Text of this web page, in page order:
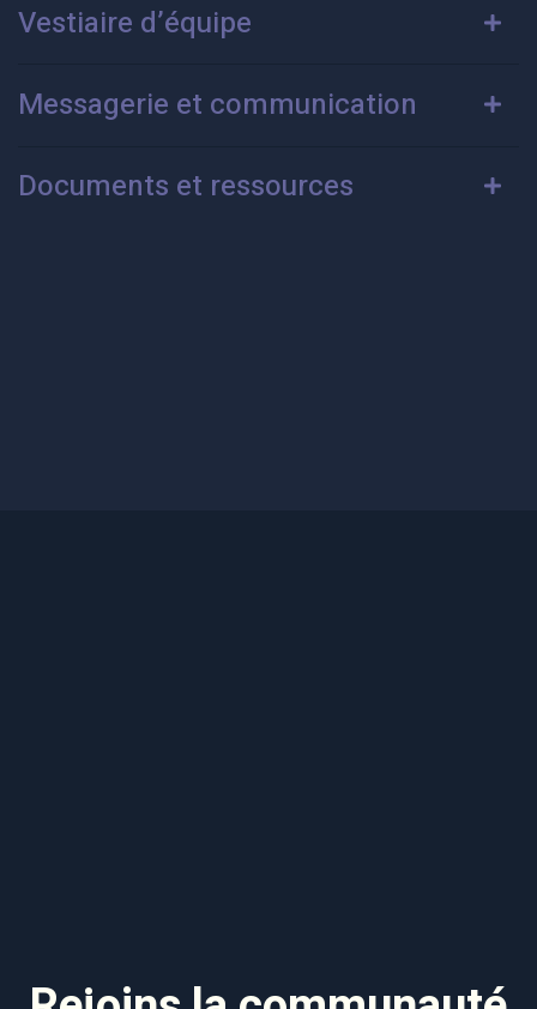
Vestiaire d’équipe
Messagerie et communication
Documents et ressources